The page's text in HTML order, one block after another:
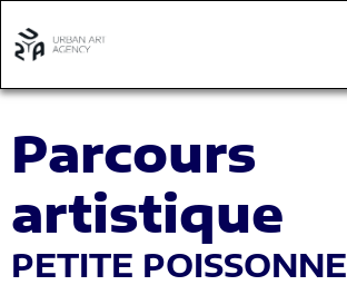
Parcours
artistique
PETITE POISSONNE